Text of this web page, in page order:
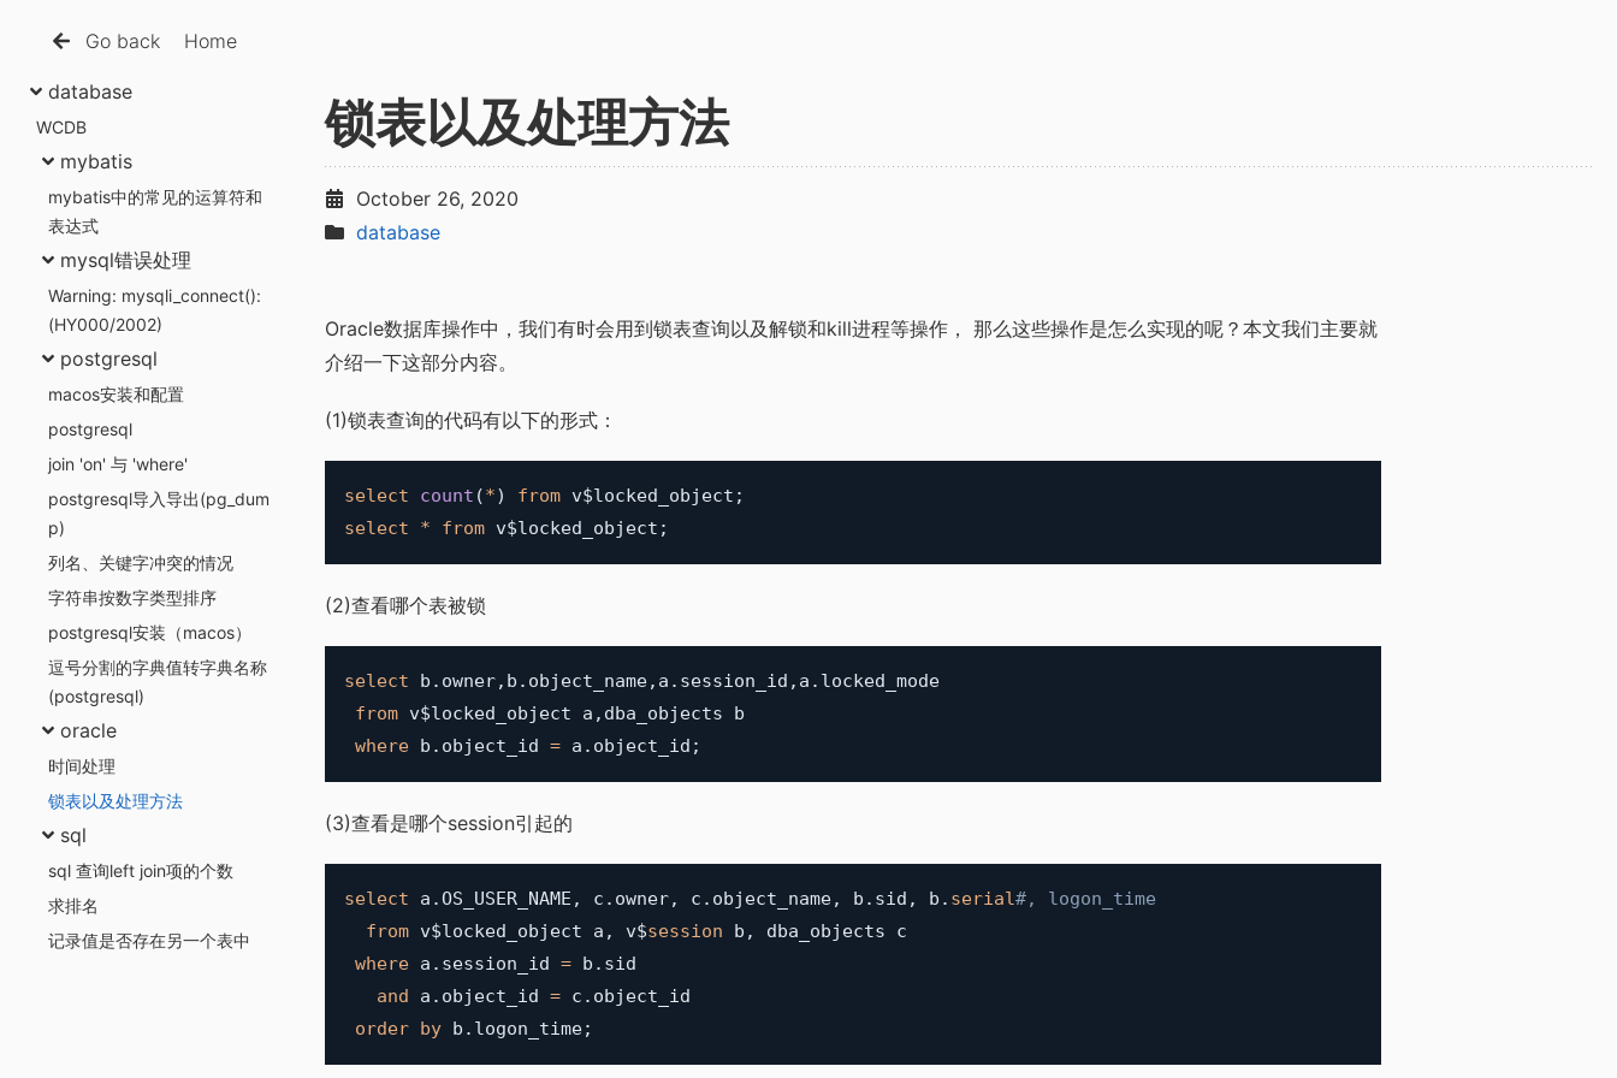
Go back Home
database
WCDB
mybatis
mybatis中的常见的运算符和
表达式
mysql错误处理
Warning: mysqli_connect():
(HY000/2002)
postgresql
macos安装和配置
postgresql
join 'on' 与 'where'
postgresql导入导出(pg_dum
p)
列名、关键字冲突的情况
字符串按数字类型排序
postgresql安装（macos）
逗号分割的字典值转字典名称
(postgresql)
oracle
时间处理
锁表以及处理方法
sql
sql 查询left join项的个数
求排名
记录值是否存在另一个表中
锁表以及处理方法
October 26, 2020
database
Oracle数据库操作中，我们有时会用到锁表查询以及解锁和kill进程等操作， 那么这些操作是怎么实现的呢？本文我们主要就
介绍一下这部分内容。
(1)锁表查询的代码有以下的形式：
select count (*) from v$locked_object ;
select
* from v$locked_object ;
(2)查看哪个表被锁
select b . owner, b . object_name, a . session_id , a . locked_mode
from v$locked_object a , dba_objects b
where b . object_id = a . object_id ;
(3)查看是哪个session引起的
select a .OS_USER_NAME , c . owner, c . object_name, b . sid , b . serial#, logon_time
from v$locked_object a , v$session b ,
dba_objects c
where a . session_id = b . sid
and a . object_id = c . object_id
order by b . logon_time;